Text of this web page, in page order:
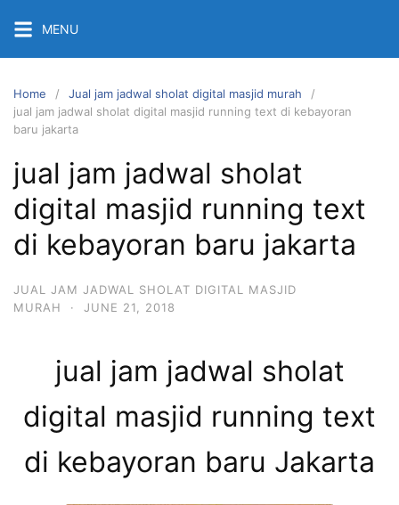
content
MENU
Home
Jual jam jadwal sholat digital masjid murah
jual jam jadwal sholat digital masjid running text di kebayoran
baru jakarta
jual jam jadwal sholat
digital masjid running text
di kebayoran baru jakarta
JUAL JAM JADWAL SHOLAT DIGITAL MASJID
MURAH
· JUNE 21, 2018
jual jam jadwal sholat
digital masjid running text
di kebayoran baru Jakarta